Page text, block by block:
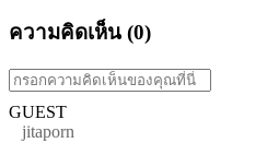
ความคิดเห็น (0)
GUEST
jitaporn